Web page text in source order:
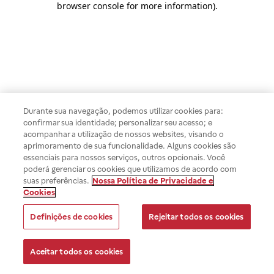
browser console for more information).
Durante sua navegação, podemos utilizar cookies para:
confirmar sua identidade; personalizar seu acesso; e
acompanhar a utilização de nossos websites, visando o
aprimoramento de sua funcionalidade. Alguns cookies são
essenciais para nossos serviços, outros opcionais. Você
poderá gerenciar os cookies que utilizamos de acordo com
suas preferências. Nossa Política de Privacidade e
Cookies
Definições de cookies Rejeitar todos os cookies
Aceitar todos os cookies